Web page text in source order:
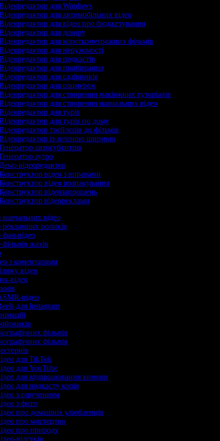
для Windows
для автомобільних відео
для відео про бюджетування
для декору
для короткометражних фільмів
для нерухомості
для подкастів
для прибирання
для садівників
для соцмереж
для створення макіяжних туторіалів
для створення навчальних відео
для турів
для турів по дому
трейлерів до фільмів
із зеленою ширмою
автосубтитрів
аутро
відеоредактор
відео з вправами
відео розпакування
відеозапрошень
відеореклами
навчальних відео
рекламних роликів
фан-відео
фільмів жахів
з коментарями
відео
відео
відео
для Instagram
фільмів
фільмів
для TikTok
для YouTube
для відпрацювання вимови
для подкасту копія
з озвученням
з фото
про домашніх улюбленців
про мистецтво
про природу
відгуків